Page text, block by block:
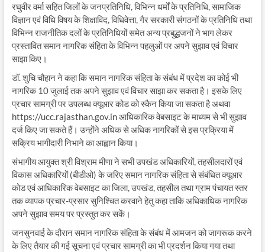
रघुवीर वर्मा सहित जिलों के जनप्रतिनिधि, विभिन्न धर्मों के प्रतिनिधि, सामाजिक
विज्ञान एवं विधि विषय के शिक्षाविद, विधिवेत्ता, गैर सरकारी संगठनों के प्रतिनिधि तथा
विभिन्न राजनीतिक दलों के प्रतिनिधियों समेत अन्य प्रबुद्धजनों ने भाग लेकर
प्रस्तावित समान नागरिक संहिता के विभिन्न पहलुओं पर अपने सुझाव एवं विचार
साझा किए।
डॉ. शुचि चौहान ने कहा कि समान नागरिक संहिता के संबंध में प्रदेश का कोई भी
नागरिक 10 जुलाई तक अपने सुझाव एवं विचार साझा कर सकता है। इसके लिए
प्रचार सामग्री पर उपलब्ध क्यूआर कोड को स्कैन किया जा सकता है अथवा
https://ucc.rajasthan.gov.in आधिकारिक वेबसाइट के माध्यम से भी सुझाव
दर्ज किए जा सकते हैं। उन्होंने अधिक से अधिक नागरिकों से इस प्रक्रिया में
सक्रिय भागीदारी निभाने का आह्वान किया।
संभागीय आयुक्त श्री विश्राम मीणा ने सभी उपखंड अधिकारियों, तहसीलदारों एवं
विकास अधिकारियों (बीडीओ) के जरिए समान नागरिक संहिता से संबंधित क्यूआर
कोड एवं आधिकारिक वेबसाइट का जिला, उपखंड, तहसील तथा ग्राम पंचायत स्तर
तक व्यापक प्रचार-प्रसार सुनिश्चित करवाने हेतु कहा ताकि अधिकाधिक नागरिक
अपने सुझाव समय पर प्रस्तुत कर सकें।
जनसुनवाई के दौरान समान नागरिक संहिता के संबंध में आमजन को जागरूक करने
के लिए तैयार की गई सूचना एवं प्रचार सामग्री का भी प्रदर्शन किया गया तथा